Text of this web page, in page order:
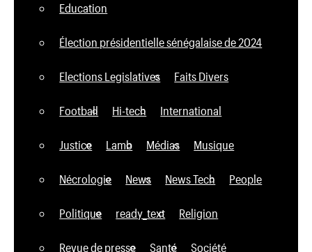
Education
Élection présidentielle sénégalaise de 2024
Elections Legislatives Faits Divers
Football Hi-tech International
Justice Lamb Médias Musique
Nécrologie News News Tech People
Politique ready_text Religion
Revue de presse Santé Société